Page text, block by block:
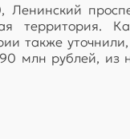
территория.
также
млн рублей, из